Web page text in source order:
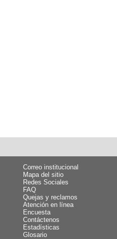
Correo institucional
Mapa del sitio
Redes Sociales
FAQ
Quejas y reclamos
Atención en línea
Encuesta
Contáctenos
Estadísticas
Glosario